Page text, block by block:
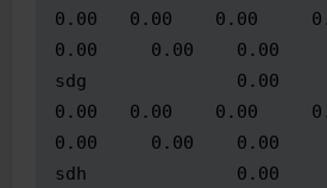
0.00   0.00    0.00
0.00     0.00    0.00
sdg              0.00
0.00   0.00    0.00
0.00     0.00    0.00
sdh              0.00